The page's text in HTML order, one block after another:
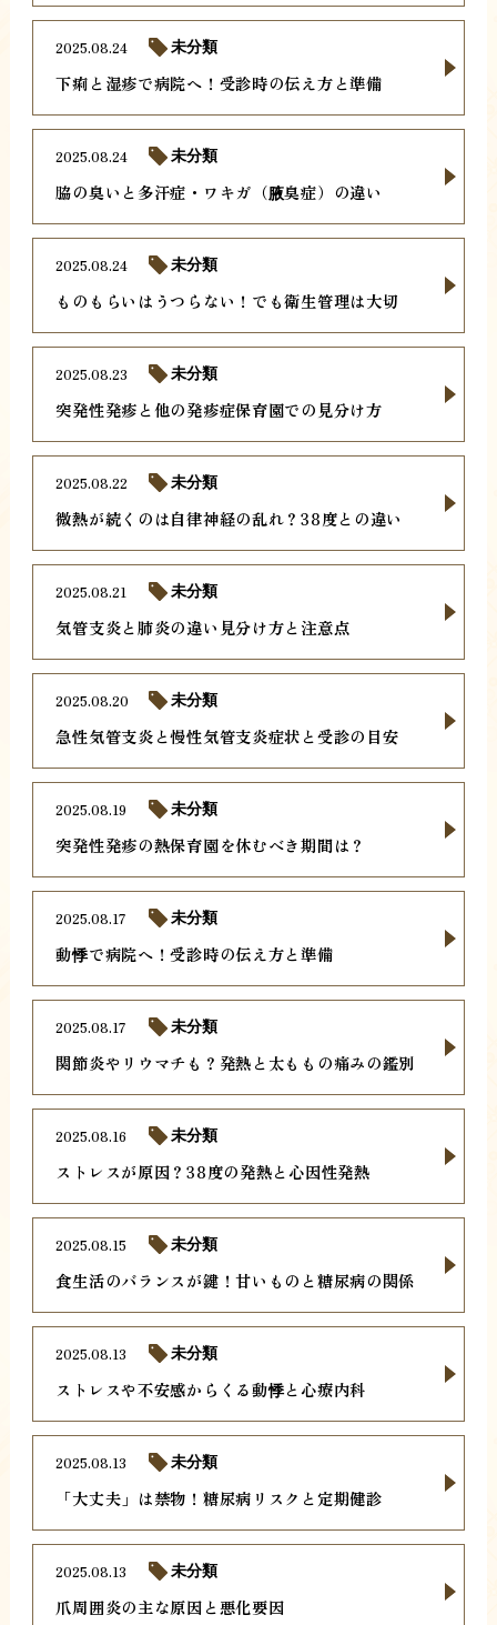
下痢と湿疹で病院へ！受診時の伝え方と準備
2025.08.24 未分類
脇の臭いと多汗症・ワキガ（腋臭症）の違い
2025.08.24 未分類
ものもらいはうつらない！でも衛生管理は大切
2025.08.24 未分類
突発性発疹と他の発疹症保育園での見分け方
2025.08.23 未分類
微熱が続くのは自律神経の乱れ？38度との違い
2025.08.22 未分類
気管支炎と肺炎の違い見分け方と注意点
2025.08.21 未分類
急性気管支炎と慢性気管支炎症状と受診の目安
2025.08.20 未分類
突発性発疹の熱保育園を休むべき期間は？
2025.08.19 未分類
動悸で病院へ！受診時の伝え方と準備
2025.08.17 未分類
関節炎やリウマチも？発熱と太ももの痛みの鑑別
2025.08.17 未分類
ストレスが原因？38度の発熱と心因性発熱
2025.08.16 未分類
食生活のバランスが鍵！甘いものと糖尿病の関係
2025.08.15 未分類
ストレスや不安感からくる動悸と心療内科
2025.08.13 未分類
「大丈夫」は禁物！糖尿病リスクと定期健診
2025.08.13 未分類
爪周囲炎の主な原因と悪化要因
2025.08.13 未分類